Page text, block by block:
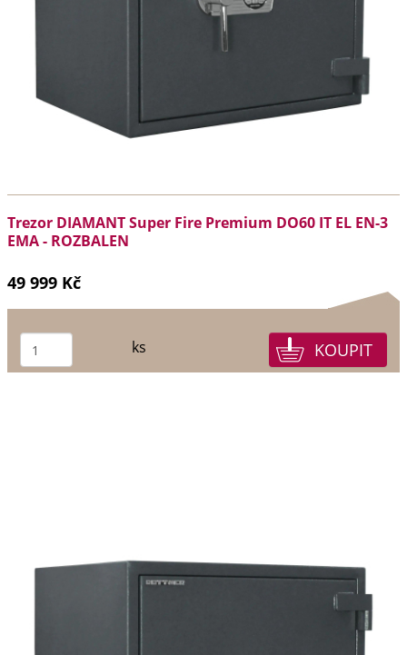
Trezor DIAMANT Super Fire Premium DO60 IT EL EN-3
EMA - ROZBALEN
49 999 Kč
ks